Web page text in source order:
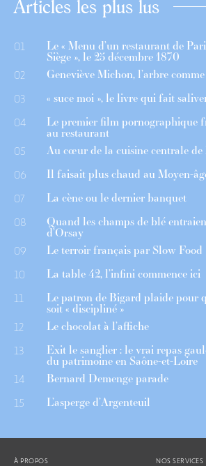
Articles les plus lus
01 Le « Menu d’un restaurant de
Siège », le 25 décembre 1870
02 Geneviève Michon, l’arbre
03 « suce moi », le livre qui fait
04 Le premier film pornographique
au restaurant
05 Au cœur de la cuisine centrale de
06 Il faisait plus chaud au Moyen-
07 La cène ou le dernier banquet
08 Quand les champs de blé
d’Orsay
09 Le terroir français par Slow Food
10 La table 42, l’infini commence ici
11 Le patron de Bigard plaide pour
soit « discipliné »
12 Le chocolat à l’affiche
13 Exit le sanglier : le vrai repas
du patrimoine en Saône-et-Loire
14 Bernard Demenge parade
15 L’asperge d’Argenteuil
À PROPOS NOS SERVICES